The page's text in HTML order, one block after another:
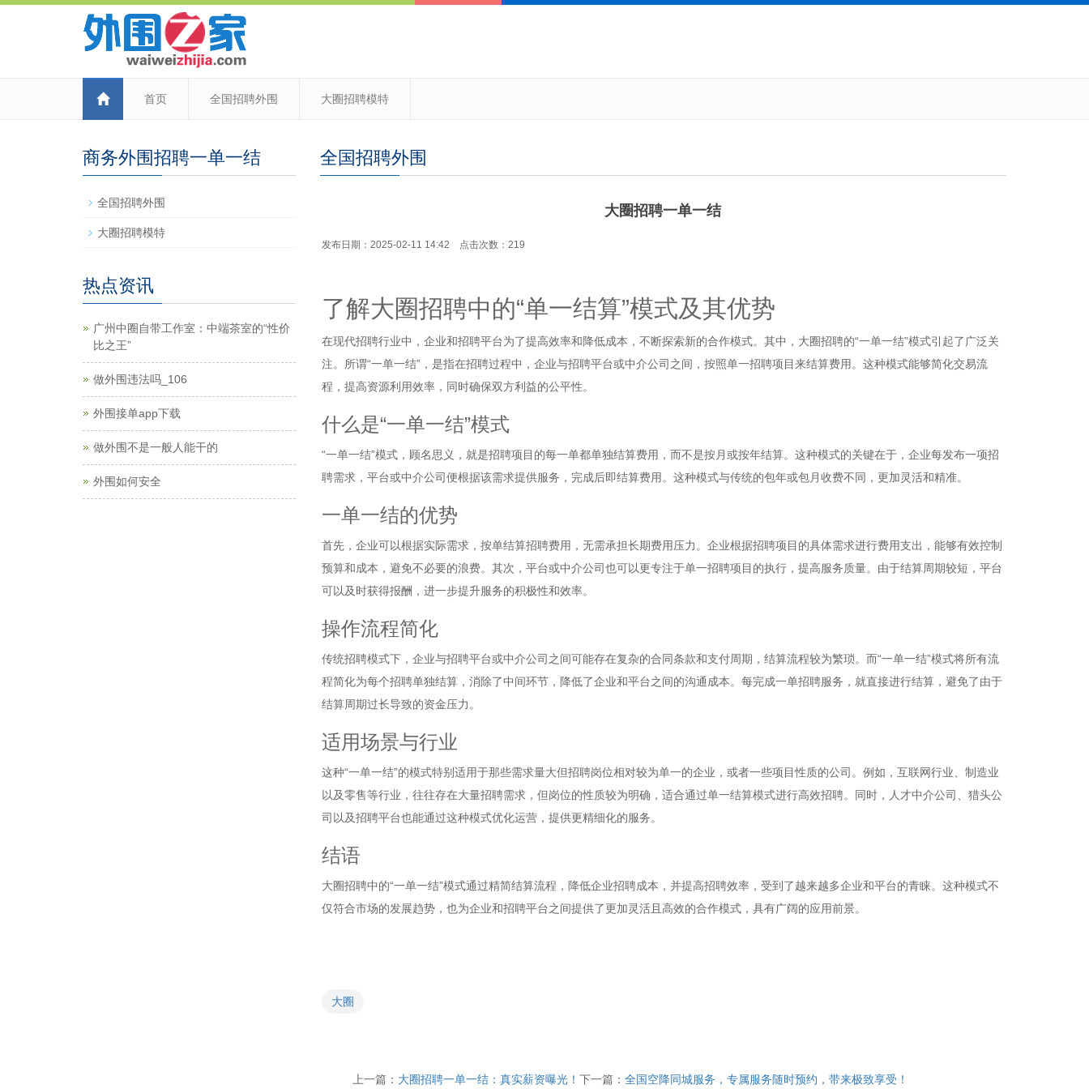
首页 全国招聘外围 大圈招聘模特
全国招聘外围
大圈招聘一单一结
发布日期：2025-02-11 14:42 点击次数：219
了解大圈招聘中的“单一结算”模式及其优势
在现代招聘行业中，企业和招聘平台为了提高效率和降低成本，不断探索新的合作模式。其中，大圈招聘的“一单一结”模式引起了广泛关
注。所谓“一单一结”，是指在招聘过程中，企业与招聘平台或中介公司之间，按照单一招聘项目来结算费用。这种模式能够简化交易流
程，提高资源利用效率，同时确保双方利益的公平性。
什么是“一单一结”模式
“一单一结”模式，顾名思义，就是招聘项目的每一单都单独结算费用，而不是按月或按年结算。这种模式的关键在于，企业每发布一项招
聘需求，平台或中介公司便根据该需求提供服务，完成后即结算费用。这种模式与传统的包年或包月收费不同，更加灵活和精准。
一单一结的优势
首先，企业可以根据实际需求，按单结算招聘费用，无需承担长期费用压力。企业根据招聘项目的具体需求进行费用支出，能够有效控制
预算和成本，避免不必要的浪费。其次，平台或中介公司也可以更专注于单一招聘项目的执行，提高服务质量。由于结算周期较短，平台
可以及时获得报酬，进一步提升服务的积极性和效率。
操作流程简化
传统招聘模式下，企业与招聘平台或中介公司之间可能存在复杂的合同条款和支付周期，结算流程较为繁琐。而“一单一结”模式将所有流
程简化为每个招聘单独结算，消除了中间环节，降低了企业和平台之间的沟通成本。每完成一单招聘服务，就直接进行结算，避免了由于
结算周期过长导致的资金压力。
适用场景与行业
这种“一单一结”的模式特别适用于那些需求量大但招聘岗位相对较为单一的企业，或者一些项目性质的公司。例如，互联网行业、制造业
以及零售等行业，往往存在大量招聘需求，但岗位的性质较为明确，适合通过单一结算模式进行高效招聘。同时，人才中介公司、猎头公
司以及招聘平台也能通过这种模式优化运营，提供更精细化的服务。
结语
大圈招聘中的“一单一结”模式通过精简结算流程，降低企业招聘成本，并提高招聘效率，受到了越来越多企业和平台的青睐。这种模式不
仅符合市场的发展趋势，也为企业和招聘平台之间提供了更加灵活且高效的合作模式，具有广阔的应用前景。
大圈
上一篇： 大圈招聘一单一结：真实薪资曝光！ 下一篇： 全国空降同城服务，专属服务随时预约，带来极致享受！
商务外围招聘一单一结
全国招聘外围
大圈招聘模特
热点资讯
‌广州中圈自带工作室‌：中端茶室的“性价
比之王”
做外围违法吗_106
外围接单app下载
做外围不是一般人能干的
外围如何安全